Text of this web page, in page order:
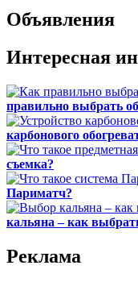
Объявления
Интересная
правильно выбрать
карбонового
съемка?
Париматч?
кальяна – как
Реклама